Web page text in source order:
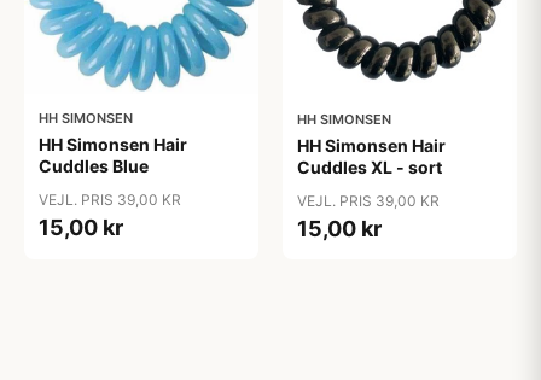
HH SIMONSEN
HH Simonsen Hair
Cuddles Blue
VEJL. PRIS 39,00 KR
15,00 kr
HH SIMONSEN
HH Simonsen Hair
Cuddles XL - sort
VEJL. PRIS 39,00 KR
15,00 kr